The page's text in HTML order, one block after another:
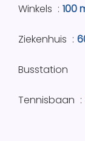
Winkels 100
Ziekenhuis
Busstation
Tennisbaan